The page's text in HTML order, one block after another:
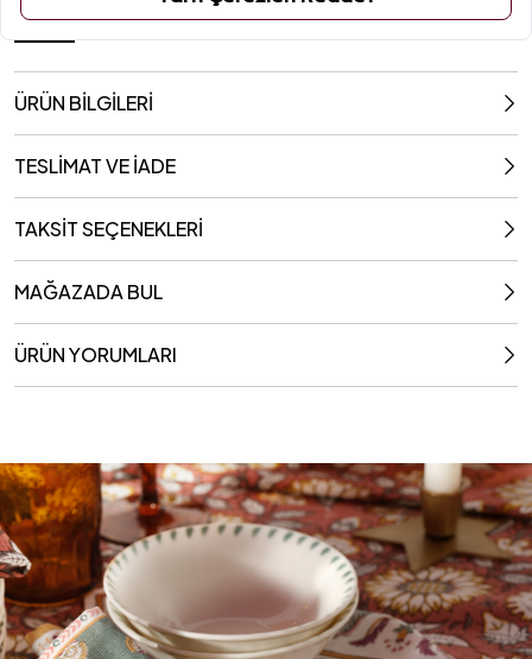
6 Cm
ÜRÜN BİLGİLERİ
TESLİMAT VE İADE
TAKSİT SEÇENEKLERİ
MAĞAZADA BUL
ÜRÜN YORUMLARI